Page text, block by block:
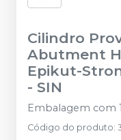
Cilindro
Abutment
Epikut-
- SIN
Embalagem com
Código do produto: